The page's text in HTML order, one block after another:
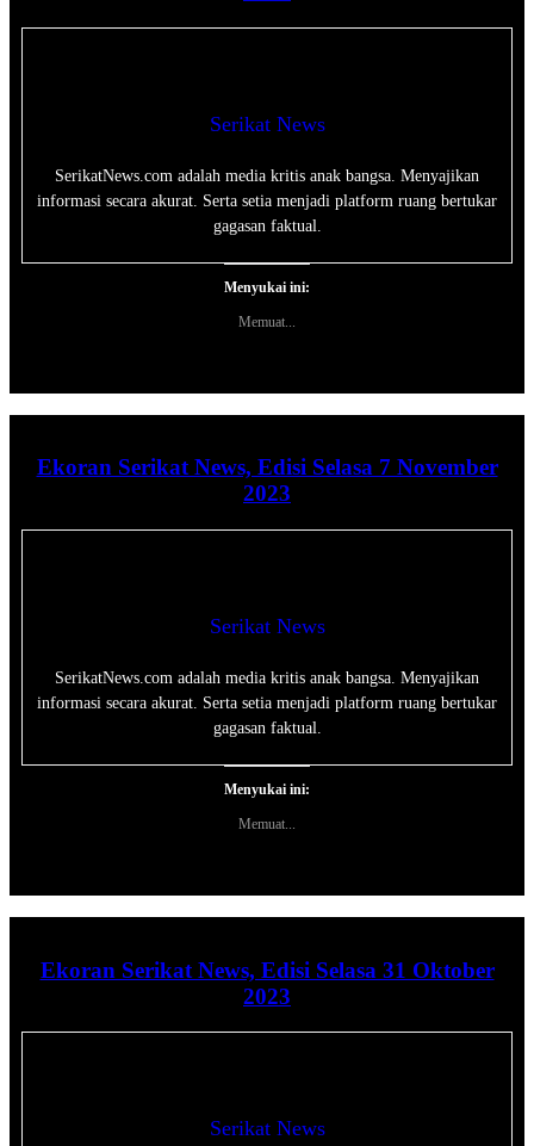
Serikat News
SerikatNews.com adalah media kritis anak bangsa. Menyajikan
informasi secara akurat. Serta setia menjadi platform ruang bertukar
gagasan faktual.
Menyukai ini:
Memuat...
Ekoran Serikat News, Edisi Selasa 7 November
2023
Serikat News
SerikatNews.com adalah media kritis anak bangsa. Menyajikan
informasi secara akurat. Serta setia menjadi platform ruang bertukar
gagasan faktual.
Menyukai ini:
Memuat...
Ekoran Serikat News, Edisi Selasa 31 Oktober
2023
Serikat News